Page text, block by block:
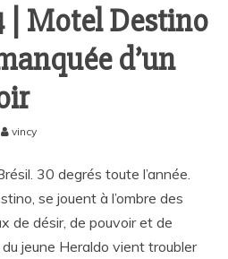
| Motel Destino
d’un
vincy
30 degrés toute l’année.
se jouent à l’ombre des
de désir, de pouvoir et de
du jeune Heraldo vient troubler